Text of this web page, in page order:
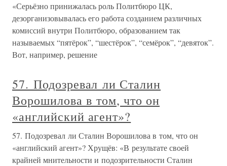
«Серьёзно принижалась роль Политбюро ЦК,
дезорганизовывалась его работа созданием различных
комиссий внутри Политбюро, образованием так
называемых “пятёрок”, “шестёрок”, “семёрок”, “девяток”.
Вот, например, решение
57. Подозревал ли Сталин
Ворошилова в том, что он
«английский агент»?
57. Подозревал ли Сталин Ворошилова в том, что он
«английский агент»? Хрущёв: «В результате своей
крайней мнительности и подозрительности Сталин